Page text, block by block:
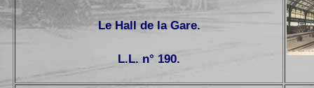
Le Hall de la Gare.
L.L. n° 190.